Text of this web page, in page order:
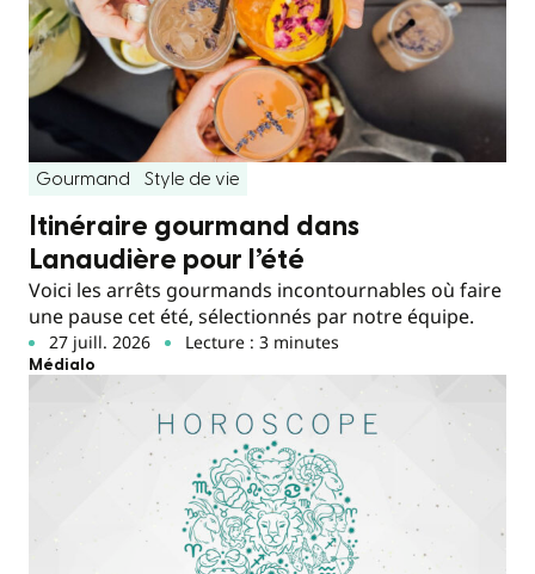
Gourmand Style de vie
Itinéraire gourmand dans
Lanaudière pour l’été
Voici les arrêts gourmands incontournables où faire
une pause cet été, sélectionnés par notre équipe.
27 juill. 2026 Lecture : 3 minutes
Médialo